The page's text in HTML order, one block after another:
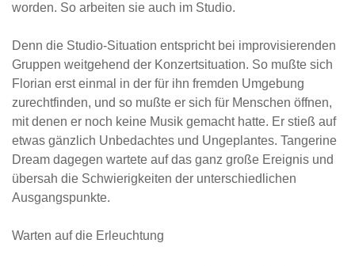
worden. So arbeiten sie auch im Studio.
Denn die Studio-Situation entspricht bei improvisierenden
Gruppen weitgehend der Konzertsituation. So mußte sich
Florian erst einmal in der für ihn fremden Umgebung
zurechtfinden, und so mußte er sich für Menschen öffnen,
mit denen er noch keine Musik gemacht hatte. Er stieß auf
etwas gänzlich Unbedachtes und Ungeplantes. Tangerine
Dream dagegen wartete auf das ganz große Ereignis und
übersah die Schwierigkeiten der unterschiedlichen
Ausgangspunkte.
Warten auf die Erleuchtung